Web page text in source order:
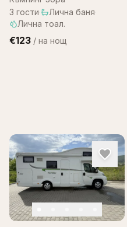
3 гости· Лична баня·
Лична тоал.
€123 / на нощ